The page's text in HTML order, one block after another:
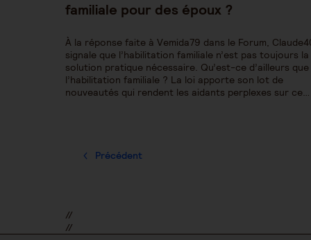
familiale pour des époux ?
À la réponse faite à Vemida79 dans le Forum,
signale que l’habilitation familiale n’est pas toujours la
solution pratique nécessaire. Qu’est-ce d’ailleurs que
l’habilitation familiale ? La loi apporte son lot de
nouveautés qui rendent les aidants perplexes sur ce…
Précédent
//
//